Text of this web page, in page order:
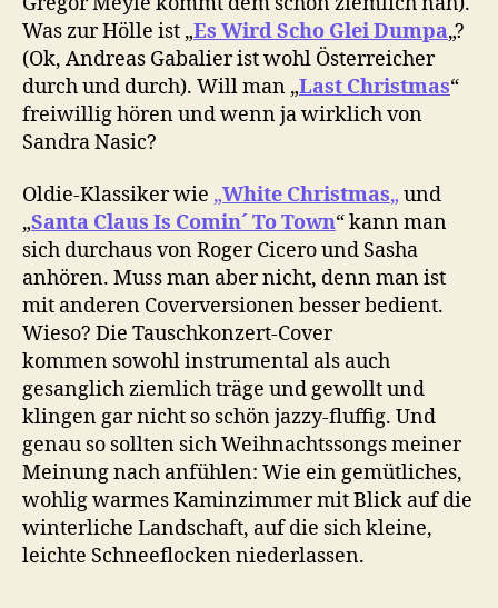
Was zur Hölle ist „Es Wird Scho Glei Dumpa„?
(Ok, Andreas Gabalier ist wohl Österreicher
durch und durch). Will man „Last Christmas“
freiwillig hören und wenn ja wirklich von
Sandra Nasic?
Oldie-Klassiker wie „White Christmas„ und
„Santa Claus Is Comin´ To Town“ kann man
sich durchaus von Roger Cicero und Sasha
anhören. Muss man aber nicht, denn man ist
mit anderen Coverversionen besser bedient.
Wieso? Die Tauschkonzert-Cover
kommen sowohl instrumental als auch
gesanglich ziemlich träge und gewollt und
klingen gar nicht so schön jazzy-fluffig. Und
genau so sollten sich Weihnachtssongs meiner
Meinung nach anfühlen: Wie ein gemütliches,
wohlig warmes Kaminzimmer mit Blick auf die
winterliche Landschaft, auf die sich kleine,
leichte Schneeflocken niederlassen.